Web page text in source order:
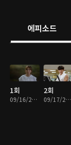
에피소드
1회
09/16/2023 • 1시간 7분
2회
09/17/2023 • 1시간 6분